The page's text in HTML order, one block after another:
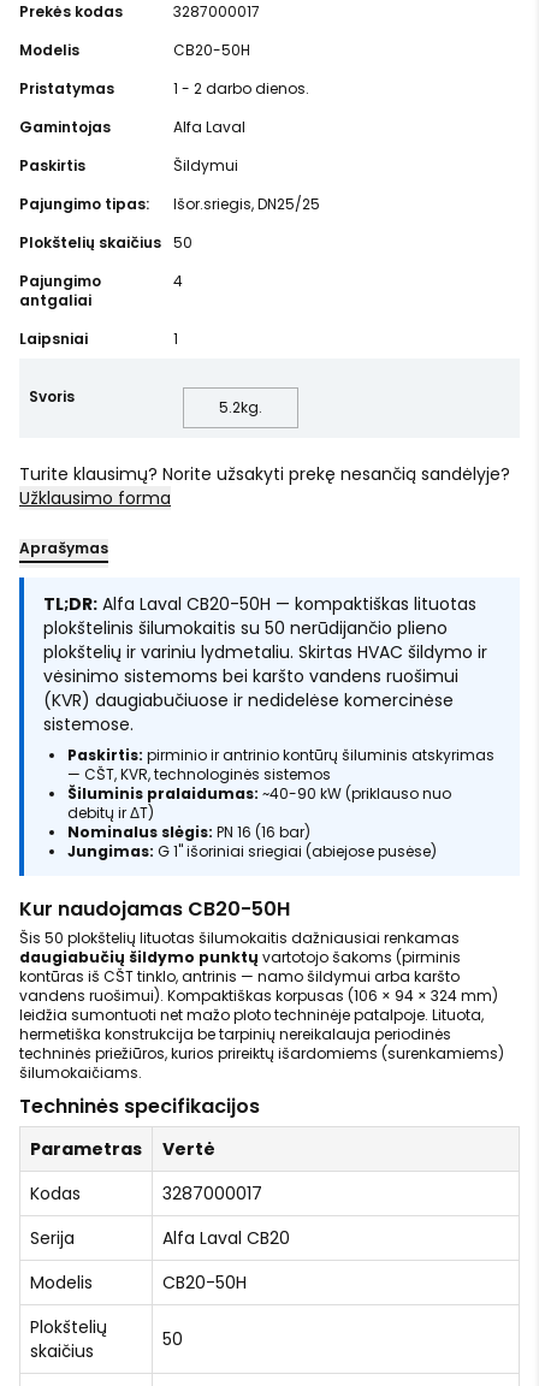
Prekės kodas
3287000017
Modelis
CB20-50H
Pristatymas
1 - 2 darbo dienos.
Gamintojas
Alfa Laval
Paskirtis
Šildymui
Pajungimo tipas:
Išor.sriegis, DN25/25
Plokštelių skaičius 50
Pajungimo
antgaliai
4
Laipsniai 1
Svoris
5.2kg.
Turite klausimų? Norite užsakyti prekę nesančią sandėlyje?
Užklausimo forma
Aprašymas
TL;DR: Alfa Laval CB20-50H — kompaktiškas lituotas
plokštelinis šilumokaitis su 50 nerūdijančio plieno
plokštelių ir variniu lydmetaliu. Skirtas HVAC šildymo ir
vėsinimo sistemoms bei karšto vandens ruošimui
(KVR) daugiabučiuose ir nedidelėse komercinėse
sistemose.
Paskirtis: pirminio ir antrinio kontūrų šiluminis atskyrimas
— CŠT, KVR, technologinės sistemos
Šiluminis pralaidumas: ~40-90 kW (priklauso nuo
debitų ir ΔT)
Nominalus slėgis: PN 16 (16 bar)
Jungimas: G 1" išoriniai sriegiai (abiejose pusėse)
Kur naudojamas CB20-50H
Šis 50 plokštelių lituotas šilumokaitis dažniausiai renkamas
daugiabučių šildymo punktų vartotojo šakoms (pirminis
kontūras iš CŠT tinklo, antrinis — namo šildymui arba karšto
vandens ruošimui). Kompaktiškas korpusas (106 × 94 × 324 mm)
leidžia sumontuoti net mažo ploto techninėje patalpoje. Lituota,
hermetiška konstrukcija be tarpinių nereikalauja periodinės
techninės priežiūros, kurios prireiktų išardomiems (surenkamiems)
šilumokaičiams.
Techninės specifikacijos
Parametras
Vertė
Kodas
3287000017
Serija
Alfa Laval CB20
Modelis
CB20-50H
Plokštelių
skaičius
50